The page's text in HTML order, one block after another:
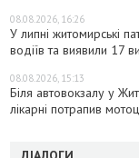
08.08.2026, 16:26
У липні житомирські
водіїв та виявили 17
08.08.2026, 15:13
Біля автовокзалу у
лікарні потрапив